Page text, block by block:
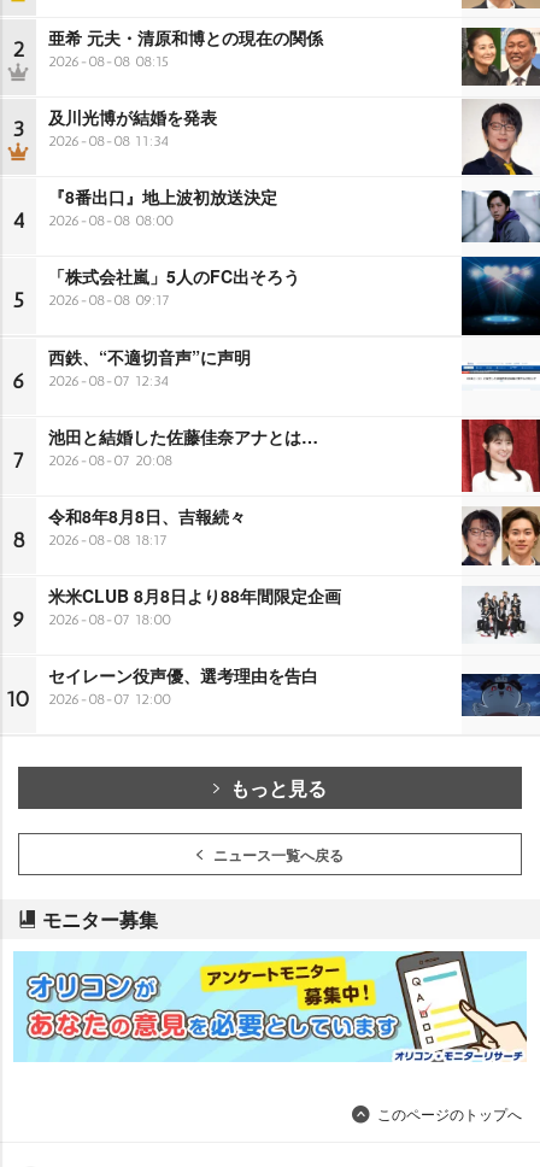
2 亜希 元夫・清原和博との現在の関係
2026-08-08 08:15
3 及川光博が結婚を発表
2026-08-08 11:34
4
『8番出口』地上波初放送決定
2026-08-08 08:00
5
「株式会社嵐」5人のFC出そろう
2026-08-08 09:17
6
西鉄、“不適切音声”に声明
2026-08-07 12:34
7
池田と結婚した佐藤佳奈アナとは…
2026-08-07 20:08
8
令和8年8月8日、吉報続々
2026-08-08 18:17
9
米米CLUB 8月8日より88年間限定企画
2026-08-07 18:00
10
セイレーン役声優、選考理由を告白
2026-08-07 12:00
もっと見る
ニュース一覧へ戻る
モニター募集
このページのトップへ